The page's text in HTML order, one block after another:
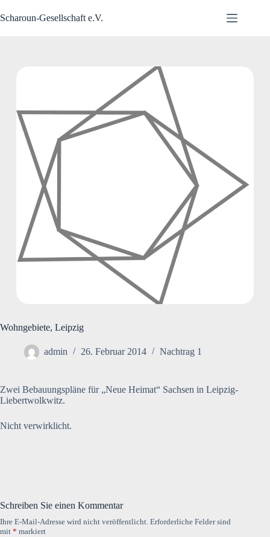
Inhalt
Scharoun-Gesellschaft e.V.
Wohngebiete, Leipzig
admin 26. Februar 2014 Nachtrag 1
Zwei Bebauungspläne für „Neue Heimat“ Sachsen in Leipzig-
Liebertwolkwitz.
Nicht verwirklicht.
Schreiben Sie einen Kommentar
Ihre E-Mail-Adresse wird nicht veröffentlicht. Erforderliche Felder sind
mit * markiert